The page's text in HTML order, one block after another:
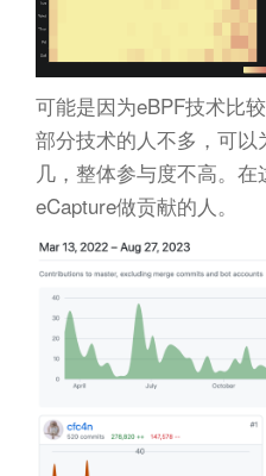
可能是因为eBPF技术比
部分技术的人不多，可
几，整体参与度不高。
eCapture做贡献的人。